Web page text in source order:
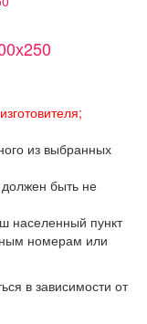
из выбранных
быть не
населенный пункт
номерам или
в зависимости от